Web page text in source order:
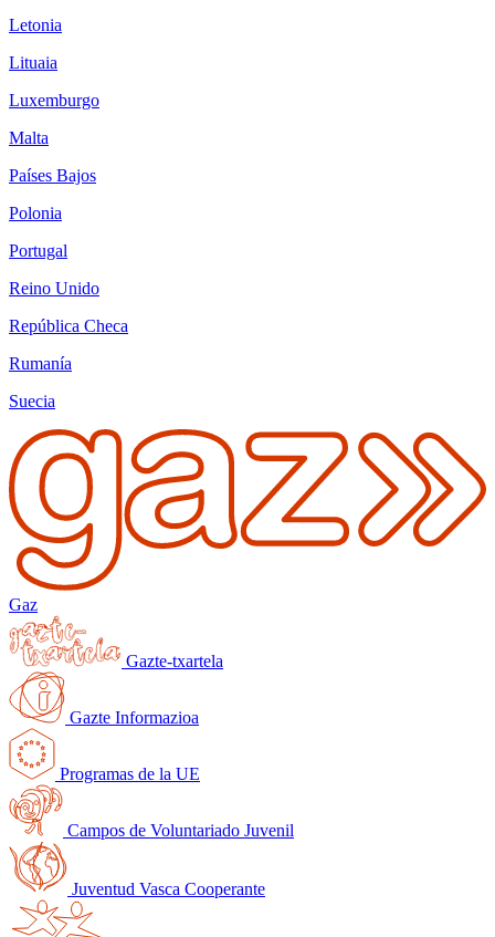
Letonia
Lituaia
Luxemburgo
Malta
Países Bajos
Polonia
Portugal
Reino Unido
República Checa
Rumanía
Suecia
Gaz
Gazte-txartela
Gazte Informazioa
Programas de la UE
Campos de Voluntariado Juvenil
Juventud Vasca Cooperante